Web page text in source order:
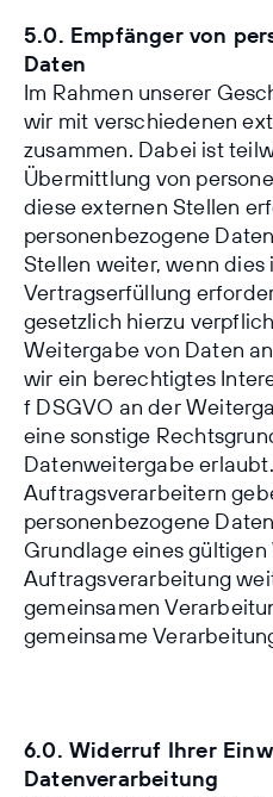
5.0. Empfänger von
Daten
Im Rahmen unserer
wir mit verschiedenen
zusammen. Dabei ist
Übermittlung von
diese externen Stellen
personenbezogene
Stellen weiter, wenn dies
Vertragserfüllung
gesetzlich hierzu
Weitergabe von Daten
wir ein berechtigtes
f DSGVO an der
eine sonstige
Datenweitergabe
Auftragsverarbeitern
personenbezogene
Grundlage eines
Auftragsverarbeitung
gemeinsamen
gemeinsame
6.0. Widerruf Ihrer
Datenverarbeitung